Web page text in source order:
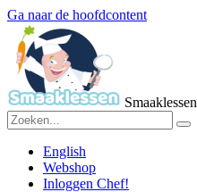
Ga naar de hoofdcontent
Smaaklessen
English
Webshop
Inloggen Chef!